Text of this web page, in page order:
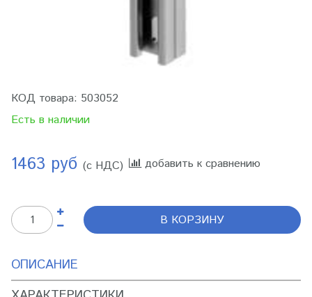
КОД товара: 503052
Есть в наличии
1463 руб (с НДС) добавить к сравнению
В КОРЗИНУ
ОПИСАНИЕ